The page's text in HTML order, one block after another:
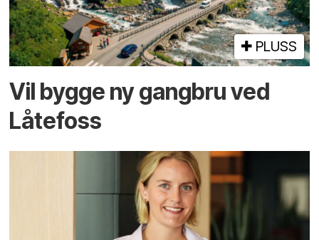
PLUSS
Vil bygge ny gangbru ved
Låtefoss